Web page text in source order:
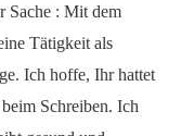
Sache : Mit dem
Tätigkeit als
Ich hoffe, Ihr hattet
Schreiben. Ich